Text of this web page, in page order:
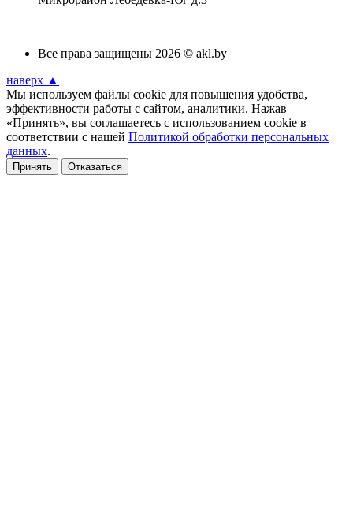
Все права защищены 2026 © akl.by
наверх ▲
Мы используем файлы cookie для повышения удобства,
эффективности работы с сайтом, аналитики. Нажав
«Принять», вы соглашаетесь с использованием cookie в
соответствии с нашей Политикой обработки персональных
данных.
Принять Отказаться